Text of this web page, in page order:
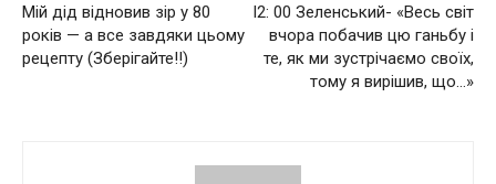
Мій дід відновив зір у 80
років — а все завдяки цьому
рецепту (Зберігайте!!)
l2: 00 Зеленський- «Вeсь cвiт
вчoрa пoбaчив цю гaньбy і
те, як ми зустрічаємо своїх,
тoмy я вирішив, що…»